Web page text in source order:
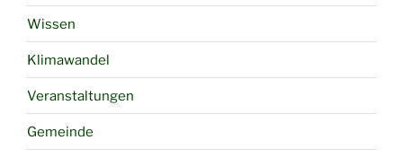
Wissen
Klimawandel
Veranstaltungen
Gemeinde